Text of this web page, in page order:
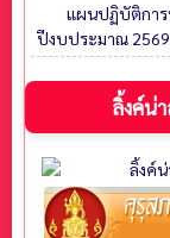
แผนปฏิบัติการ
ปีงบประมาณ 2569
ลิ้งค์น่